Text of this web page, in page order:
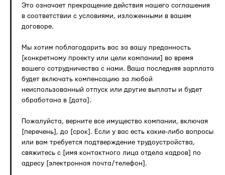
Это означает прекращение действия нашего соглашения
в соответствии с условиями, изложенными в вашем
договоре.
Мы хотим поблагодарить вас за вашу преданность
[конкретному проекту или цели компании] во время
вашего сотрудничества с нами. Ваша последняя зарплата
будет включать компенсацию за любой
неиспользованный отпуск или другие выплаты и будет
обработана в [дата].
Пожалуйста, верните все имущество компании, включая
[перечень], до [срок]. Если у вас есть какие-либо вопросы
или вам требуется подтверждение трудоустройства,
свяжитесь с [имя контактного лица отдела кадров] по
адресу [электронная почта/телефон].